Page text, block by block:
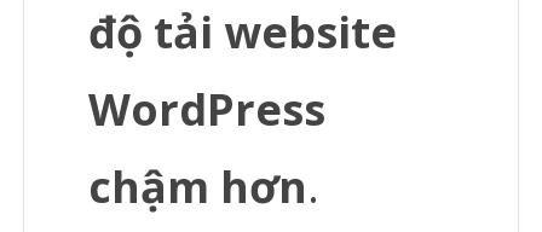
độ tải website
WordPress
chậm hơn.